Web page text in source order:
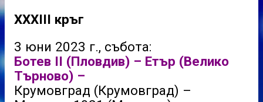
XXXIII кръг
3 юни 2023 г., събота:
Ботев II (Пловдив) – Етър (Велико
Търново) –
Крумовград (Крумовград) –